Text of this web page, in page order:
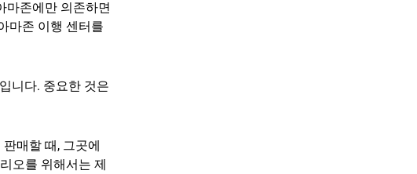
마존에만 의존하면
마존 이행 센터를
니다. 중요한 것은
매할 때, 그곳에
오를 위해서는 제